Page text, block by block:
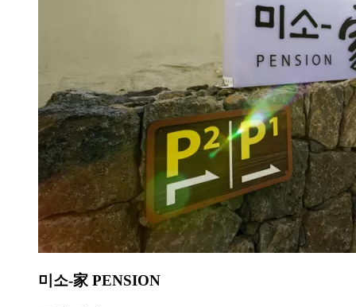
미소-家 PENSION